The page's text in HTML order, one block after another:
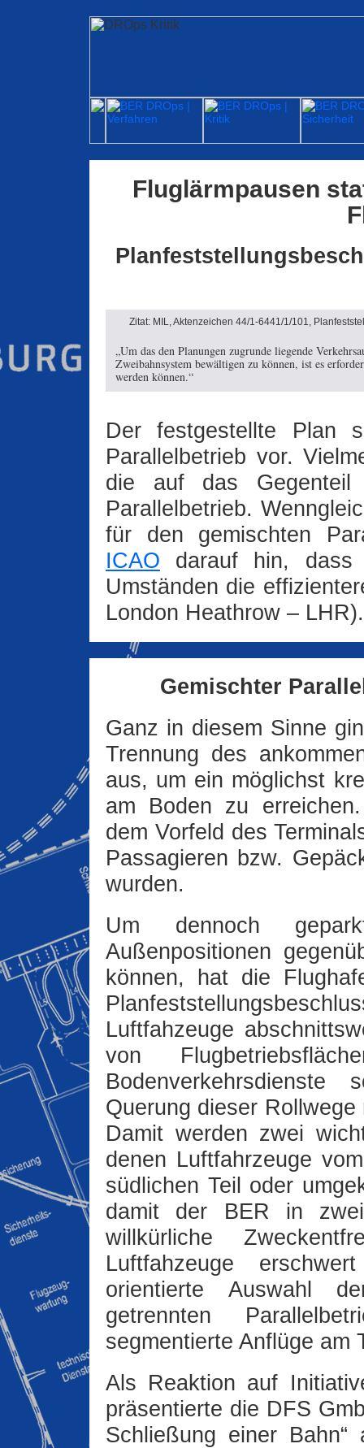
Fluglärmpausen
Zitat: MIL, Aktenzeichen 44/1-6441/1/101,
„Um das den Planungen zugrunde liegende
Zweibahnsystem bewältigen zu können, ist es
werden können.“
Der festgestellte Plan
Parallelbetrieb vor.
die auf das Gegenteil
Parallelbetrieb.
für den gemischten
ICAO darauf hin, dass
Umständen die
London Heathrow – LHR).
Gemischter
Ganz in diesem Sinne
Trennung des
aus, um ein möglichst
am Boden zu
dem Vorfeld des
Passagieren bzw.
wurden.
Um dennoch
Außenpositionen
können, hat die
Luftfahzeuge
von
Querung dieser
Damit werden zwei
denen Luftfahrzeuge
südlichen Teil oder
damit der BER in
willkürliche
Luftfahzeuge
orientierte Auswahl
getrennten
segmentierte Anflüge am
Als Reaktion auf
präsentierte die DFS
Schließung einer